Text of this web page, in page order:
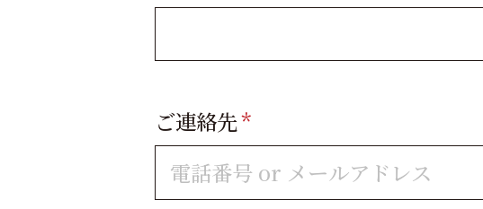
ご連絡先*